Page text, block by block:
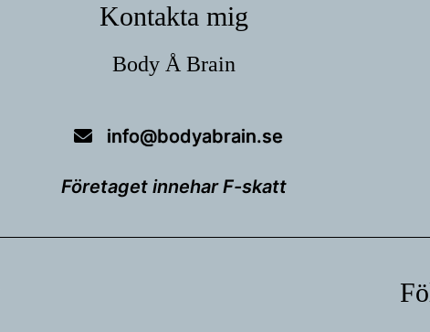
Kontakta mig
Body Å Brain
info@bodyabrain.se
Företaget innehar F-skatt